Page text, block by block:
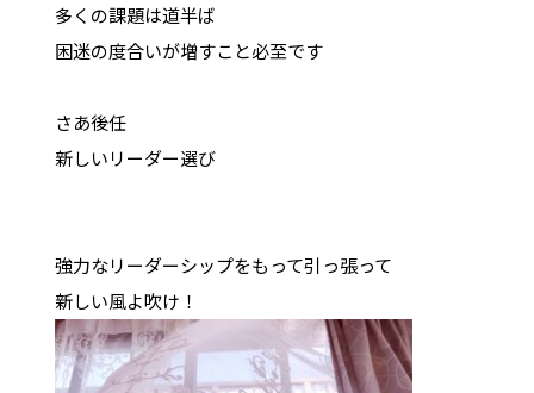
多くの課題は道半ば
困迷の度合いが増すこと必至です
さあ後任
新しいリーダー選び
強力なリーダーシップをもって引っ張って
新しい風よ吹け！